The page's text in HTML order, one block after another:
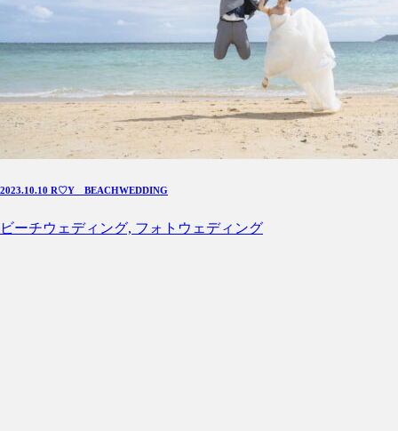
2023.10.10 R♡Y BEACHWEDDING
ビーチウェディング, フォトウェディング